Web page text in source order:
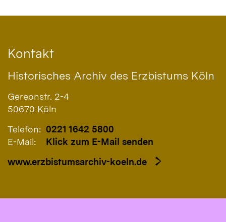
Kontakt
Historisches Archiv des Erzbistums Köln
Gereonstr. 2-4
50670 Köln
Telefon: 0221 1642 5800
E-Mail:
Klick zum E-Mail senden
www.erzbistumsarchiv-koeln.de